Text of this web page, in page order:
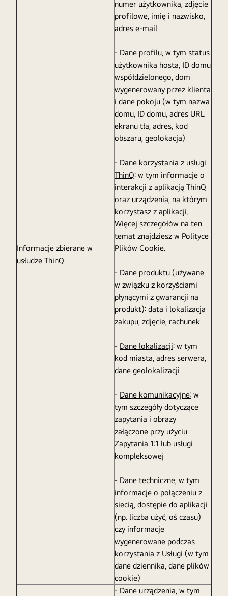
Informacje zbierane w
usłudze ThinQ
numer użytkownika, zdjęcie
profilowe, imię i nazwisko,
adres e-mail
- Dane profilu, w tym status
użytkownika hosta, ID domu
współdzielonego, dom
wygenerowany przez klienta
i dane pokoju (w tym nazwa
domu, ID domu, adres URL
ekranu tła, adres, kod
obszaru, geolokacja)
- Dane korzystania z usługi
ThinQ: w tym informacje o
interakcji z aplikacją ThinQ
oraz urządzenia, na którym
korzystasz z aplikacji.
Więcej szczegółów na ten
temat znajdziesz w Polityce
Plików Cookie.
- Dane produktu (używane
w związku z korzyściami
płynącymi z gwarancji na
produkt): data i lokalizacja
zakupu, zdjęcie, rachunek
- Dane lokalizacji: w tym
kod miasta, adres serwera,
dane geolokalizacji
- Dane komunikacyjne: w
tym szczegóły dotyczące
zapytania i obrazy
załączone przy użyciu
Zapytania 1:1 lub usługi
kompleksowej
- Dane techniczne, w tym
informacje o połączeniu z
siecią, dostępie do aplikacji
(np. liczba użyć, oś czasu)
czy informacje
wygenerowane podczas
korzystania z Usługi (w tym
dane dziennika, dane plików
cookie)
- Dane urządzenia, w tym